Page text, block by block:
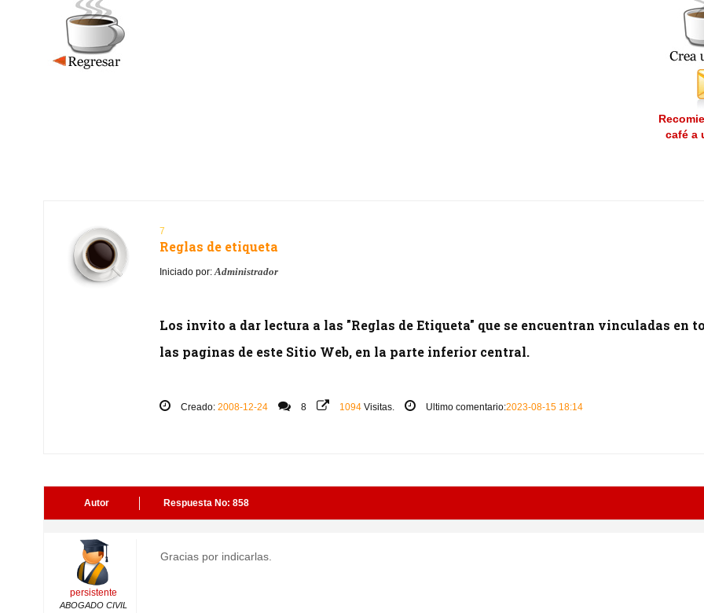
café a
7
Reglas de etiqueta
Iniciado por:Administrador
Los invito a dar lectura a las "Reglas de Etiqueta" que se encuentran vinculadas en
las paginas de este Sitio Web, en la parte inferior central.
Creado: 2008-12-24 8 1094 Visitas. Ultimo comentario:2023-08-15 18:14
Autor Respuesta No: 858
persistente
ABOGADO CIVIL
Gracias por indicarlas.